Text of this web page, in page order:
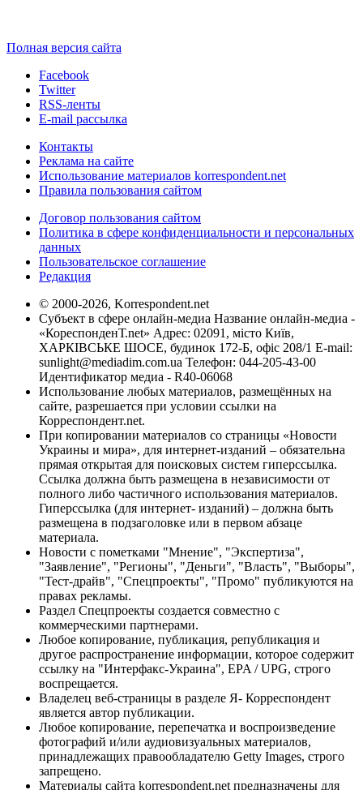
Полная версия сайта
Facebook
Twitter
RSS-ленты
E-mail рассылка
Контакты
Реклама на сайте
Использование материалов korrespondent.net
Правила пользования сайтом
Договор пользования сайтом
Политика в сфере конфиденциальности и персональных
данных
Пользовательское соглашение
Редакция
© 2000-2026, Korrespondent.net
Субъект в сфере онлайн-медиа Название онлайн-медиа -
«КореспонденТ.net» Адрес: 02091, місто Київ,
ХАРКІВСЬКЕ ШОСЕ, будинок 172-Б, офіс 208/1 E-mail:
sunlight@mediadim.com.ua Телефон: 044-205-43-00
Идентификатор медиа - R40-06068
Использование любых материалов, размещённых на
сайте, разрешается при условии ссылки на
Корреспондент.net.
При копировании материалов со страницы «Новости
Украины и мира», для интернет-изданий – обязательна
прямая открытая для поисковых систем гиперссылка.
Ссылка должна быть размещена в независимости от
полного либо частичного использования материалов.
Гиперссылка (для интернет- изданий) – должна быть
размещена в подзаголовке или в первом абзаце
материала.
Новости с пометками "Мнение", "Экспертиза",
"Заявление", "Регионы", "Деньги", "Власть", "Выборы",
"Тест-драйв", "Спецпроекты", "Промо" публикуются на
правах рекламы.
Раздел Спецпроекты создается совместно с
коммерческими партнерами.
Любое копирование, публикация, републикация и
другое распространение информации, которое содержит
ссылку на "Интерфакс-Украина", EPA / UPG, строго
воспрещается.
Владелец веб-страницы в разделе Я- Корреспондент
является автор публикации.
Любое копирование, перепечатка и воспроизведение
фотографий и/или аудиовизуальных материалов,
принадлежащих правообладателю Getty Images, строго
запрещено.
Материалы сайта korrespondent.net предназначены для